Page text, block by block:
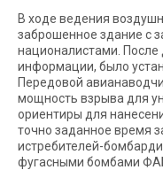
В ходе ведения
заброшенное здание с
националистами. После
информации, было
Передовой
мощность взрыва для
ориентиры для
точно заданное время
истребителей-
фугасными бомбами